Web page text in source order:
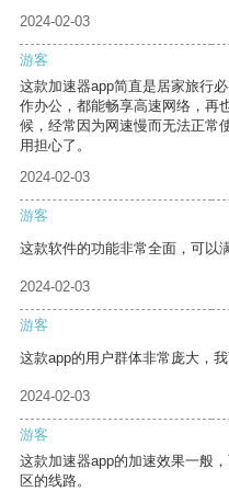
2024-02-03
游客
这款加速器app简直是居家旅行
作办公，都能畅享高速网络，再
候，经常因为网速慢而无法正常
用担心了。
2024-02-03
游客
这款软件的功能非常全面，可以
2024-02-03
游客
这款app的用户群体非常庞大，
2024-02-03
游客
这款加速器app的加速效果一般
区的线路。